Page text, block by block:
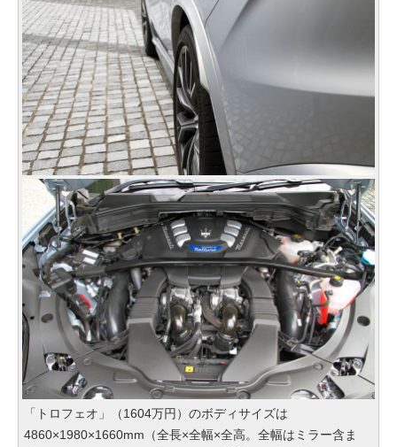
「トロフェオ」（1604万円）のボディサイズは
4860×1980×1660mm（全長×全幅×全高。全幅はミラー含ま